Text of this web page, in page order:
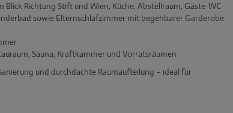
Richtung Stift und Wien, Küche, Abstellraum, Gäste-WC
sowie Elternschlafzimmer mit begehbarer Garderobe
Sauna, Kraftkammer und Vorratsräumen
und durchdachte Raumaufteilung – ideal für